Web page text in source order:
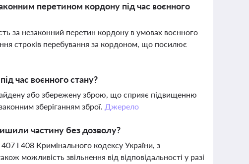
перетином кордону під час воєнного
за незаконний перетин кордону в умовах воєнного
строків перебування за кордоном, що посилює
час воєнного стану?
або збережену зброю, що сприяє підвищенню
зберіганням зброї. Джерело
частину без дозволу?
і 408 Кримінального кодексу України, з
можливість звільнення від відповідальності у разі